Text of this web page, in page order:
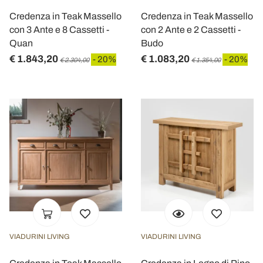
Credenza in Teak Massello
con 3 Ante e 8 Cassetti -
Quan
€ 1.843,20 € 2.304,00 - 20%
Credenza in Teak Massello
con 2 Ante e 2 Cassetti -
Budo
€ 1.083,20 € 1.354,00 - 20%
VIADURINI LIVING VIADURINI LIVING